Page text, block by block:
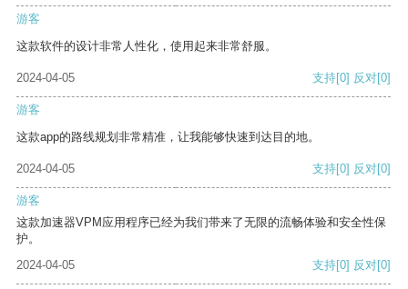
游客
这款软件的设计非常人性化，使用起来非常舒服。
2024-04-05 支持[0] 反对[0]
游客
这款app的路线规划非常精准，让我能够快速到达目的地。
2024-04-05 支持[0] 反对[0]
游客
这款加速器VPM应用程序已经为我们带来了无限的流畅体验和安全性保
护。
2024-04-05
支持[0] 反对[0]